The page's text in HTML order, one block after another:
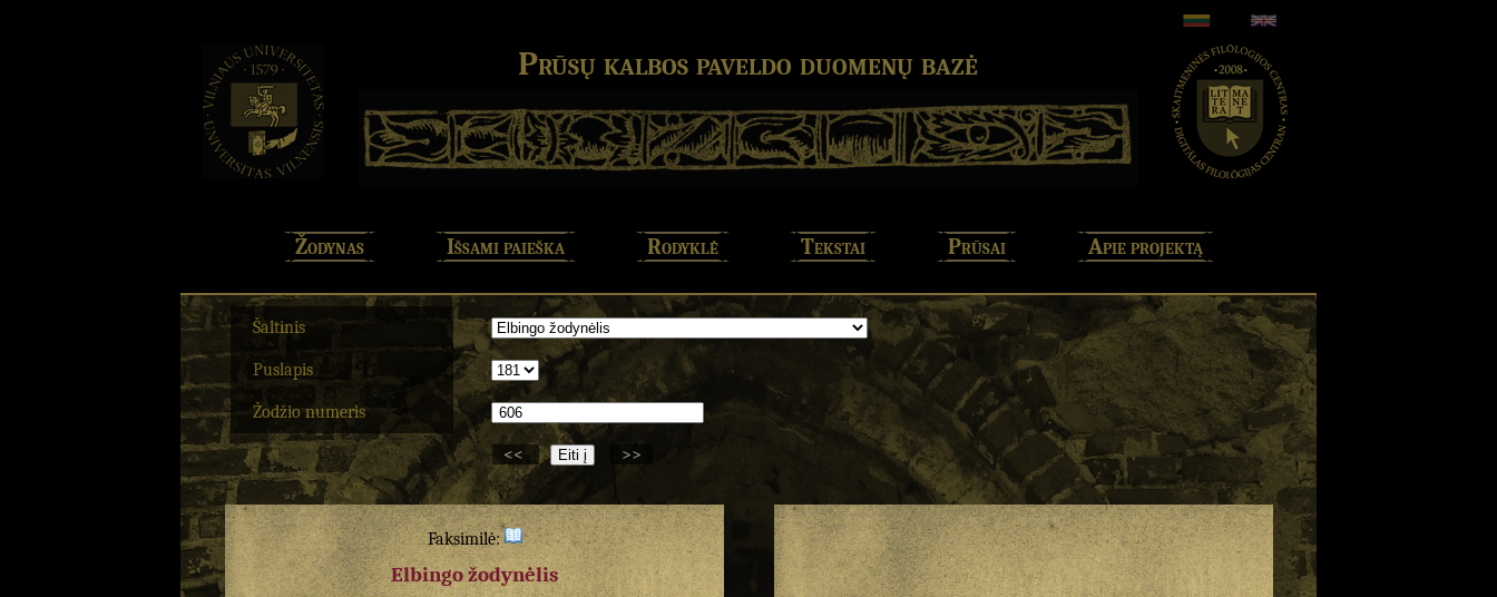
Prūsų kalbos paveldo duomenų bazė
Žodynas Išsami paieška Rodyklė Tekstai Prūsai Apie projektą
Šaltinis
Puslapis
Žodžio numeris
<< >>
Faksimilė:
Elbingo žodynėlis